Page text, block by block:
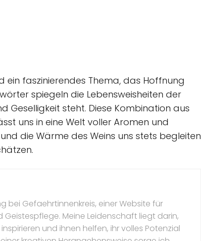
ein faszinierendes Thema, das Hoffnung
spiegeln die Lebensweisheiten der
Geselligkeit steht. Diese Kombination aus
uns in eine Welt voller Aromen und
die Wärme des Weins uns stets begleiten
bei Gefaehrtinnenkreis, einer Website für
Meine Leidenschaft liegt darin,
und ihnen helfen, ihr volles Potenzial